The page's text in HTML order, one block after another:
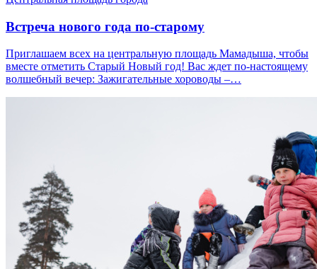
Встреча нового года по-старому
Приглашаем всех на центральную площадь Мамадыша, чтобы
вместе отметить Старый Новый год! Вас ждет по-настоящему
волшебный вечер: Зажигательные хороводы –…